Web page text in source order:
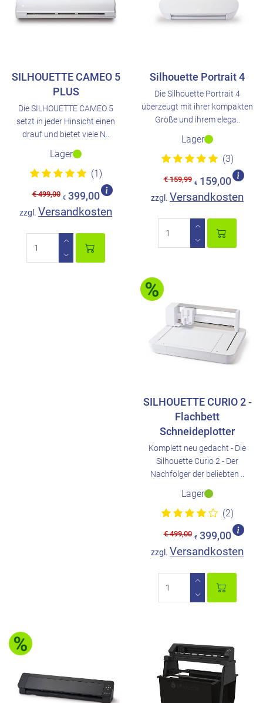
SILHOUETTE CAMEO 5
PLUS
Die SILHOUETTE CAMEO 5
setzt in jeder Hinsicht einen
drauf und bietet viele N..
Lager
(1)
€ 499,00 € 399,00
zzgl. Versandkosten
Silhouette Portrait 4
Die Silhouette Portrait 4
überzeugt mit ihrer kompakten
Größe und ihrem elega..
Lager
(3)
€ 159,99 € 159,00
zzgl. Versandkosten
SILHOUETTE CURIO 2 -
Flachbett
Schneideplotter
Komplett neu gedacht - Die
Silhouette Curio 2 - Der
Nachfolger der beliebten ..
Lager
(2)
€ 499,00 € 399,00
zzgl. Versandkosten